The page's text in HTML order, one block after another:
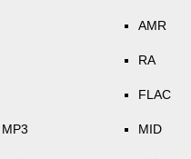
MP3
AMR
RA
FLAC
MID